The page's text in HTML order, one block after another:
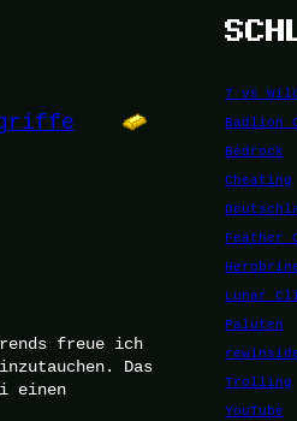
freue ich
Das
einen
7 vs
Badlion
Bedrock
Cheating
Feather
Lunar
Paluten
Trolling
YouTube